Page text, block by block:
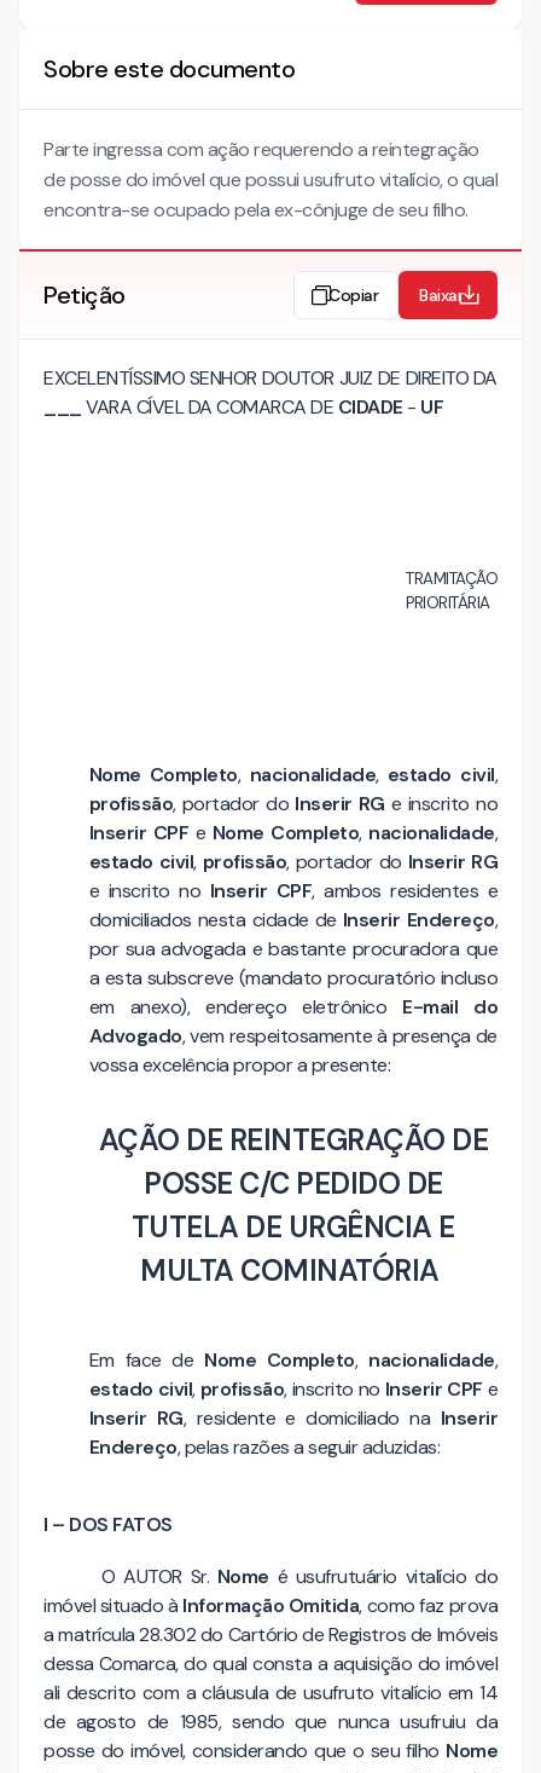
Sobre este documento
Parte ingressa com ação requerendo a reintegração
de posse do imóvel que possui usufruto vitalício, o qual
encontra-se ocupado pela ex-cônjuge de seu filho.
Petição Copiar Baixar
EXCELENTÍSSIMO SENHOR DOUTOR JUIZ DE DIREITO DA
VARA CÍVEL DA COMARCA DE CIDADE - UF
TRAMITAÇÃO
PRIORITÁRIA
Nome Completo, nacionalidade, estado civil,
profissão, portador do Inserir RG e inscrito no
Inserir CPF e Nome Completo, nacionalidade,
estado civil, profissão, portador do Inserir RG
e inscrito no Inserir CPF, ambos residentes e
domiciliados nesta cidade de Inserir Endereço,
por sua advogada e bastante procuradora que
a esta subscreve (mandato procuratório incluso
em anexo), endereço eletrônico E-mail do
Advogado, vem respeitosamente à presença de
vossa excelência propor a presente:
AÇÃO DE REINTEGRAÇÃO DE
POSSE C/C PEDIDO DE
TUTELA DE URGÊNCIA E
MULTA COMINATÓRIA
Em face de Nome Completo, nacionalidade,
estado civil, profissão, inscrito no Inserir CPF e
Inserir RG, residente e domiciliado na Inserir
Endereço, pelas razões a seguir aduzidas:
I – DOS FATOS
O AUTOR Sr. Nome é usufrutuário vitalício do
imóvel situado à Informação Omitida, como faz prova
a matrícula 28.302 do Cartório de Registros de Imóveis
dessa Comarca, do qual consta a aquisição do imóvel
ali descrito com a cláusula de usufruto vitalício em 14
de agosto de 1985, sendo que nunca usufruiu da
posse do imóvel, considerando que o seu filho Nome